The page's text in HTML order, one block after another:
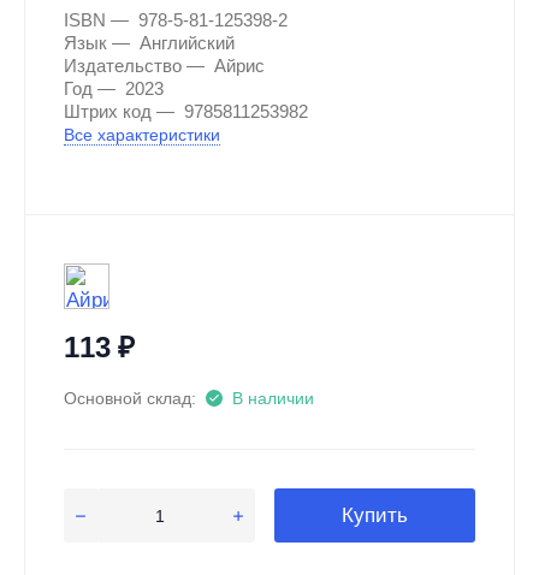
ISBN
978-5-81-125398-2
Язык
Английский
Издательство
Айрис
Год
2023
Штрих код
9785811253982
Все характеристики
113₽
Основной склад: В наличии
Купить